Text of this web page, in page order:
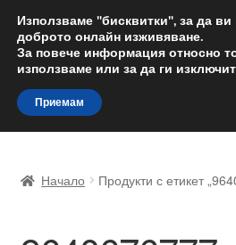
ДОСТАВКА от
Доставка по
Skip
to
navigation
Skip
to
content
Доставка по целия свят
Начало Продукти с етикет
Използваме "бисквитки", за да
доброто онлайн изживяване.
За повече информация относно
използваме или за да ги
Приемам